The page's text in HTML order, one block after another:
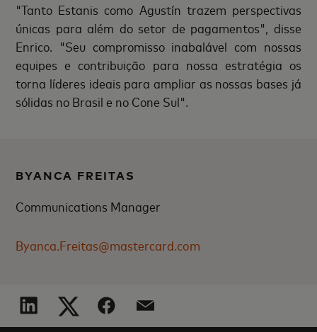
"Tanto Estanis como Agustín trazem perspectivas
únicas para além do setor de pagamentos", disse
Enrico. "Seu compromisso inabalável com nossas
equipes e contribuição para nossa estratégia os
torna líderes ideais para ampliar as nossas bases já
sólidas no Brasil e no Cone Sul".
BYANCA FREITAS
Communications Manager
Byanca.Freitas@mastercard.com